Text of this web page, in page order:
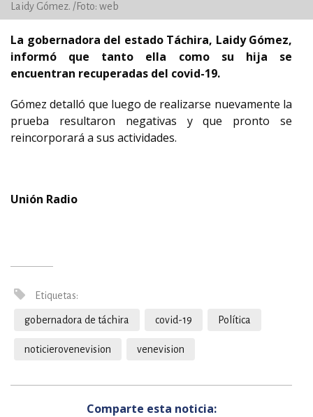
Laidy Gómez. /Foto: web
La gobernadora del estado Táchira, Laidy Gómez,
informó que tanto ella como su hija se
encuentran recuperadas del covid-19.
Gómez detalló que luego de realizarse nuevamente la
prueba resultaron negativas y que pronto se
reincorporará a sus actividades.
Unión Radio
Etiquetas:
gobernadora de táchira covid-19 Política
noticierovenevision venevision
Comparte esta noticia: